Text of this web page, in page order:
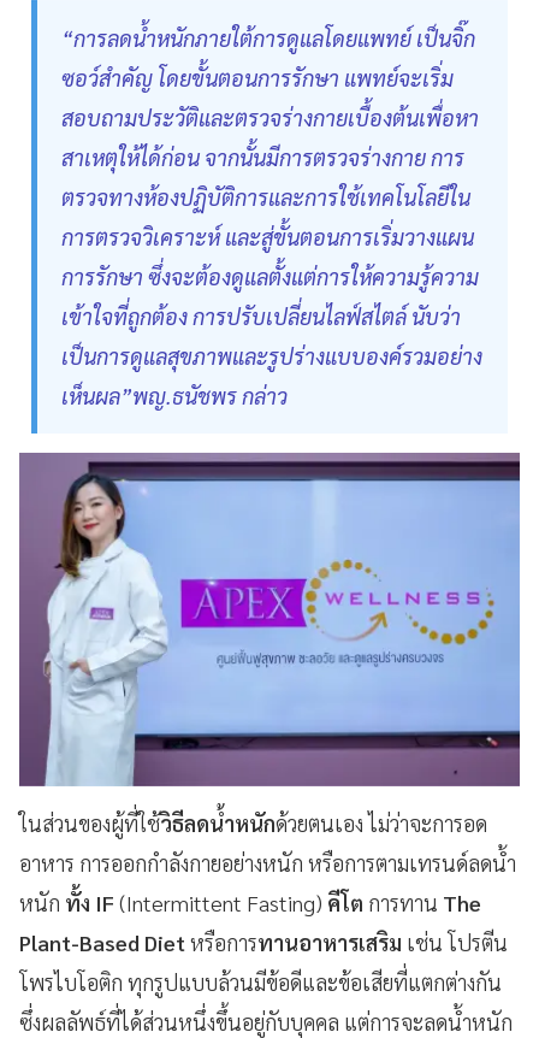
“การลดน้ำหนักภายใต้การดูแลโดยแพทย์ เป็นจิ๊ก
ซอว์สำคัญ โดยขั้นตอนการรักษา แพทย์จะเริ่ม
สอบถามประวัติและตรวจร่างกายเบื้องต้นเพื่อหา
สาเหตุให้ได้ก่อน จากนั้นมีการตรวจร่างกาย การ
ตรวจทางห้องปฏิบัติการและการใช้เทคโนโลยีใน
การตรวจวิเคราะห์ และสู่ขั้นตอนการเริ่มวางแผน
การรักษา ซึ่งจะต้องดูแลตั้งแต่การให้ความรู้ความ
เข้าใจที่ถูกต้อง การปรับเปลี่ยนไลฟ์สไตล์ นับว่า
เป็นการดูแลสุขภาพและรูปร่างแบบองค์รวมอย่าง
เห็นผล”พญ.ธนัชพร กล่าว
ในส่วนของผู้ที่ใช้วิธีลดน้ำหนักด้วยตนเอง ไม่ว่าจะการอด
อาหาร การออกกำลังกายอย่างหนัก หรือการตามเทรนด์ลดน้ำ
หนัก ทั้ง IF (Intermittent Fasting) คีโต การทาน The
Plant-Based Dietหรือการทานอาหารเสริม เช่น โปรตีน
โพรไบโอติก ทุกรูปแบบล้วนมีข้อดีและข้อเสียที่แตกต่างกัน
ซึ่งผลลัพธ์ที่ได้ส่วนหนึ่งขึ้นอยู่กับบุคคล แต่การจะลดน้ำหนัก